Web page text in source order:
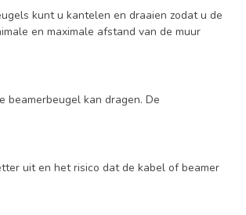
kunt u kantelen en draaien zodat u de
en maximale afstand van de muur
kan dragen. De
uit en het risico dat de kabel of beamer